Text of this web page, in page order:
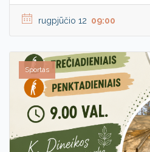
rugpjūčio 12 09:00
Sportas